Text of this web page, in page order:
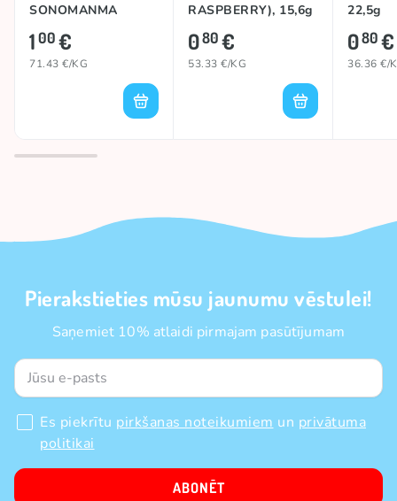
SONOMANMA
(SODA), 14g
100€
71.43 €/KG
RASPBERRY), 15,6g
080€
53.33 €/KG
22,5g
080€
36.36 €/
Pierakstieties mūsu jaunumu vēstulei!
Saņemiet 10% atlaidi pirmajam pasūtījumam
Es piekrītu pirkšanas noteikumiem un privātuma
politikai
ABONĒT